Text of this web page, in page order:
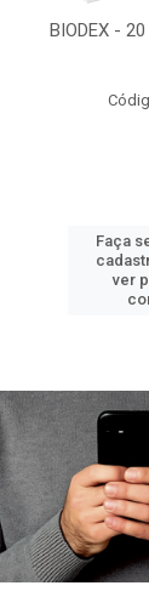
BIODEX -
Faça
ver